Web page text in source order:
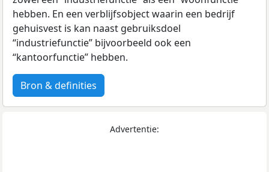
hebben. En een verblijfsobject waarin een bedrijf
gehuisvest is kan naast gebruiksdoel
“industriefunctie” bijvoorbeeld ook een
“kantoorfunctie” hebben.
Bron & definities
Advertentie: